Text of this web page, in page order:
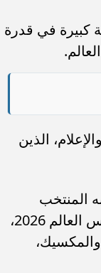
كبيرة في قدرة
الذين
المنتخب
الوطني، مع آمال بمواصلة كتابة التاريخ وتحقيق إنجاز جديد للكرة المصرية في كأس العالم 2026،
والمكسيك،